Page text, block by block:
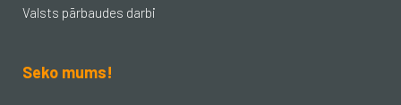
Valsts pārbaudes darbi
Seko mums!